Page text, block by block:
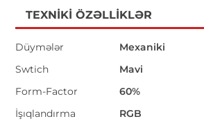
TEXNIKI ÖZƏLLIKLƏR
Düymələr
Mexaniki
Swtich
Mavi
Form-Factor
60%
İşıqlandırma
RGB